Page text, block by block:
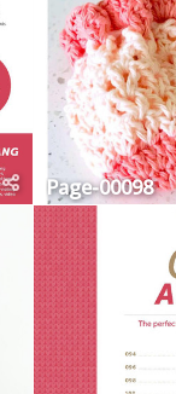
Page-00098